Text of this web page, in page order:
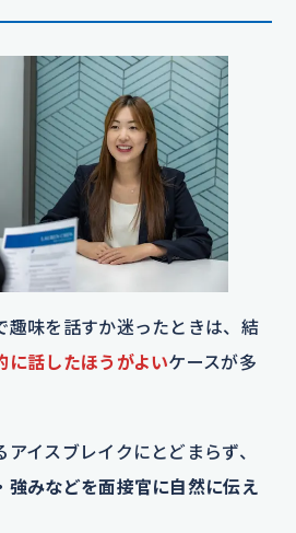
趣味を話すか迷ったときは、結
に話したほうがよいケースが多
イスブレイクにとどまらず、
強みなどを面接官に自然に伝え